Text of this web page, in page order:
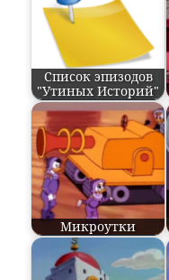
Список эпизодов
"Утиных Историй"
Микроутки